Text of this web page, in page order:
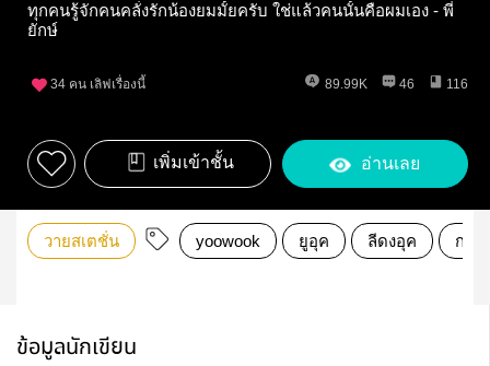
ทุกคนรู้จักคนคลั่งรักน้องยมมั้ยครับ ใช่แล้วคนนั้นคือผมเอง - พี่
ยักษ์
34 คน เลิฟเรื่องนี้ 89.99K 46 116
เพิ่มเข้าชั้น อ่านเลย
วายสเตชั่น yoowook ยูอุค ลีดงอุค กงยู
ข้อมูลนักเขียน